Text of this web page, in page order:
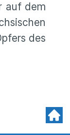
auf dem
des